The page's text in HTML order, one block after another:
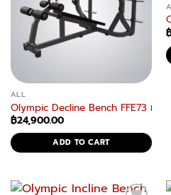
ALL
Olympic Decline Bench FFE73 ม้า
฿24,900.00
ADD TO CART